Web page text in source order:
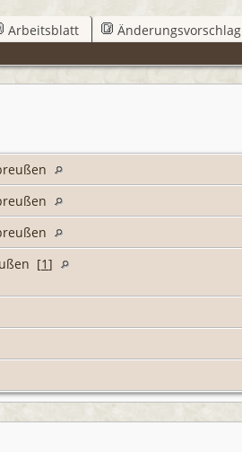
Arbeitsblatt Änderungsvorschlag
[1]